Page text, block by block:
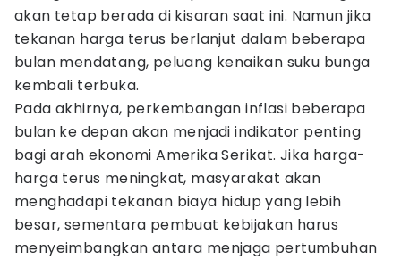
akan tetap berada di kisaran saat ini. Namun jika
tekanan harga terus berlanjut dalam beberapa
bulan mendatang, peluang kenaikan suku bunga
kembali terbuka.
Pada akhirnya, perkembangan inflasi beberapa
bulan ke depan akan menjadi indikator penting
bagi arah ekonomi Amerika Serikat. Jika harga-
harga terus meningkat, masyarakat akan
menghadapi tekanan biaya hidup yang lebih
besar, sementara pembuat kebijakan harus
menyeimbangkan antara menjaga pertumbuhan